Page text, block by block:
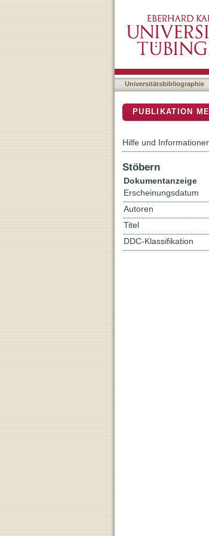
Evaluation of
arid regions of
Universitätsbibliographie
PUBLIKATION
Hilfe und
Stöbern
Dokumentanzeige
Erscheinungsdatum
Autoren
Titel
DDC-Klassifikation